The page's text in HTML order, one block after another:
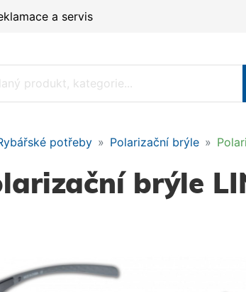
a servis
potřeby Polarizační brýle
brýle